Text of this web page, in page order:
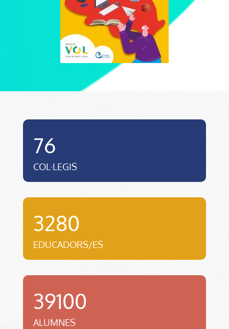
76
COL·LEGIS
3280
EDUCADORS/ES
39100
ALUMNES